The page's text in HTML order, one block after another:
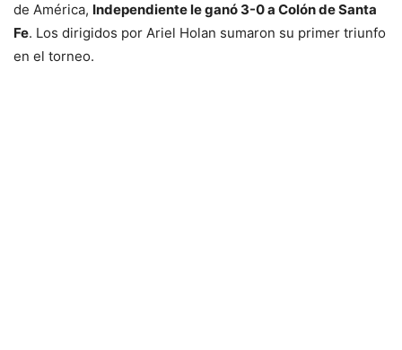
de América, Independiente le ganó 3-0 a Colón de Santa
Fe. Los dirigidos por Ariel Holan sumaron su primer triunfo
en el torneo.